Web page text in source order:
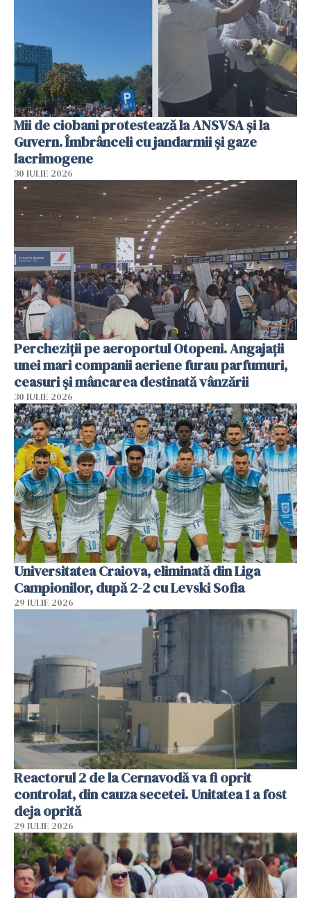
Mii de ciobani protestează la ANSVSA și la
Guvern. Îmbrânceli cu jandarmii și gaze
lacrimogene
30 IULIE 2026
Percheziții pe aeroportul Otopeni. Angajații
unei mari companii aeriene furau parfumuri,
ceasuri și mâncarea destinată vânzării
30 IULIE 2026
Universitatea Craiova, eliminată din Liga
Campionilor, după 2-2 cu Levski Sofia
29 IULIE 2026
Reactorul 2 de la Cernavodă va fi oprit
controlat, din cauza secetei. Unitatea 1 a fost
deja oprită
29 IULIE 2026